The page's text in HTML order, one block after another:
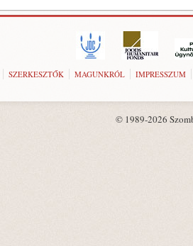
SZERKESZTŐK MAGUNKRÓL IMPRESSZUM
© 1989-2026